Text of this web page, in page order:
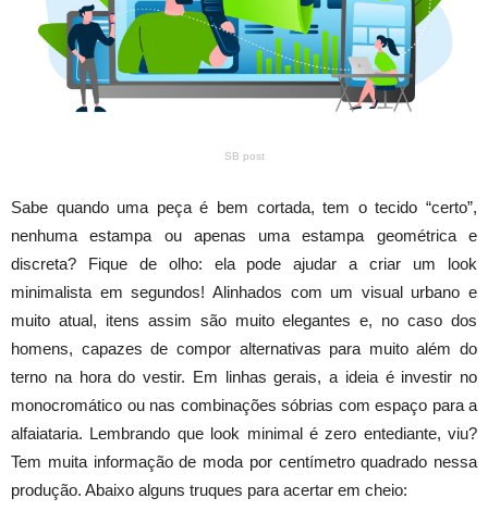
SB post
Sabe quando uma peça é bem cortada, tem o tecido “certo”,
nenhuma estampa ou apenas uma estampa geométrica e
discreta? Fique de olho: ela pode ajudar a criar um look
minimalista em segundos! Alinhados com um visual urbano e
muito atual, itens assim são muito elegantes e, no caso dos
homens, capazes de compor alternativas para muito além do
terno na hora do vestir. Em linhas gerais, a ideia é investir no
monocromático ou nas combinações sóbrias com espaço para a
alfaiataria. Lembrando que look minimal é zero entediante, viu?
Tem muita informação de moda por centímetro quadrado nessa
produção. Abaixo alguns truques para acertar em cheio: